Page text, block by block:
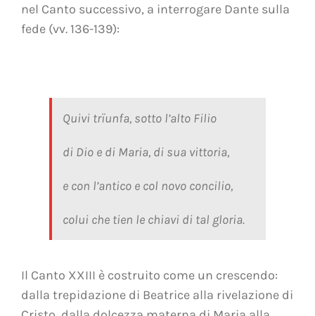
nel Canto successivo, a interrogare Dante sulla
fede (vv. 136-139):
Quivi trïunfa, sotto l’alto Filio
di Dio e di Maria, di sua vittoria,
e con l’antico e col novo concilio,
colui che tien le chiavi di tal gloria.
Il Canto XXIII è costruito come un crescendo:
dalla trepidazione di Beatrice alla rivelazione di